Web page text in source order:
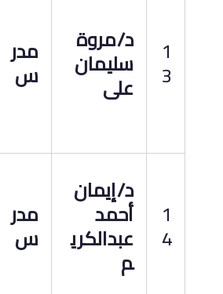
1
3
د/مروة
سليمان
على
مدر
س
1
4
د/إيمان
أحمد
عبدالكري
م
مدر
س